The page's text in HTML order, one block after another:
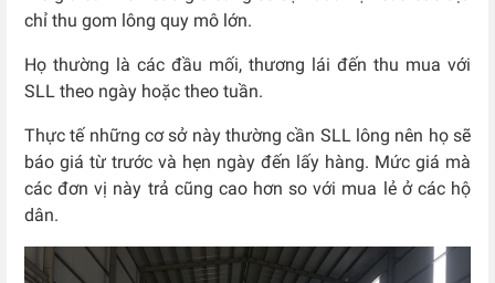
chỉ thu gom lông quy mô lớn.
Họ thường là các đầu mối, thương lái đến thu mua với
SLL theo ngày hoặc theo tuần.
Thực tế những cơ sở này thường cần SLL lông nên họ sẽ
báo giá từ trước và hẹn ngày đến lấy hàng. Mức giá mà
các đơn vị này trả cũng cao hơn so với mua lẻ ở các hộ
dân.